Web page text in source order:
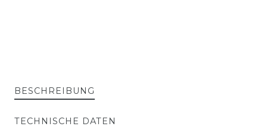
BESCHREIBUNG
TECHNISCHE DATEN